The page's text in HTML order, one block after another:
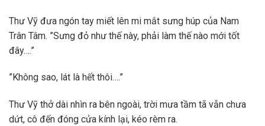
Thư Vỹ đưa ngón tay miết lên mi mắt sưng húp của Nam
Trân Tâm. ”Sưng đỏ như thế này, phải làm thế nào mới tốt
đây….”
”Không sao, lát là hết thôi….”
Thư Vỹ thở dài nhìn ra bên ngoài, trời mưa tầm tã vẫn chưa
dứt, cô đến đóng cửa kính lại, kéo rèm ra.